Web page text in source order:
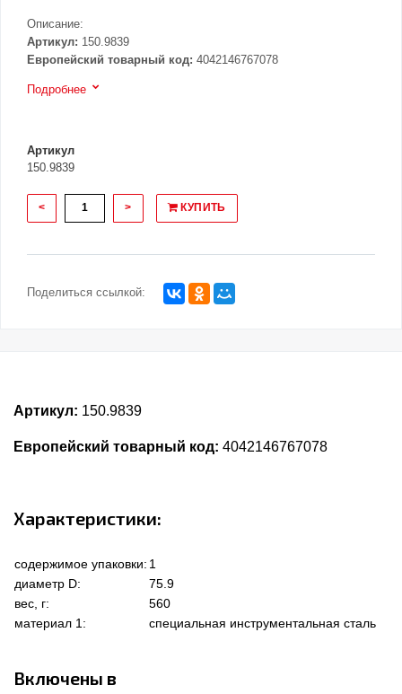
Описание:
Артикул: 150.9839
Европейский товарный код: 4042146767078
Подробнее
Артикул
150.9839
< > КУПИТЬ
Поделиться ссылкой:
Артикул: 150.9839
Европейский товарный код: 4042146767078
Характеристики:
содержимое упаковки: 1
диаметр D:
75.9
вес, г:
560
материал 1:
специальная инструментальная сталь
Включены в